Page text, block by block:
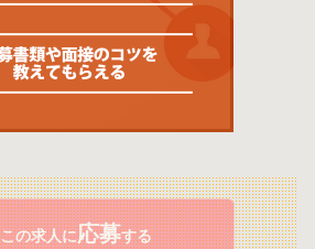
この求人に応募する